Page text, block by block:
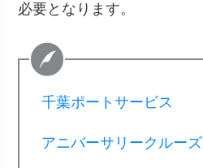
必要となります。
千葉ポートサービス
アニバーサリークルーズ